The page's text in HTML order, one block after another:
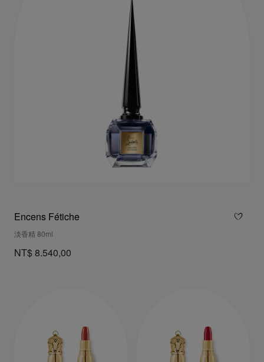
Encens Fétiche
淡香精 80ml
NT$ 8.540,00